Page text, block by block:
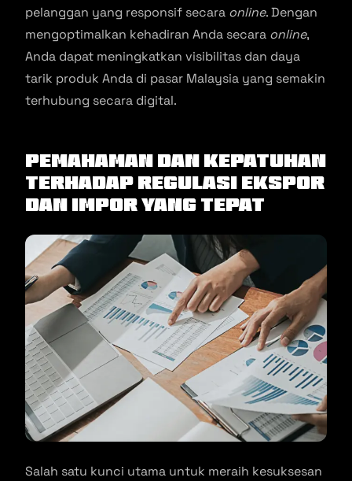
pelanggan yang responsif secara online. Dengan
mengoptimalkan kehadiran Anda secara online,
Anda dapat meningkatkan visibilitas dan daya
tarik produk Anda di pasar Malaysia yang semakin
terhubung secara digital.
Pemahaman dan Kepatuhan
Terhadap Regulasi Ekspor
dan Impor yang Tepat
Salah satu kunci utama untuk meraih kesuksesan